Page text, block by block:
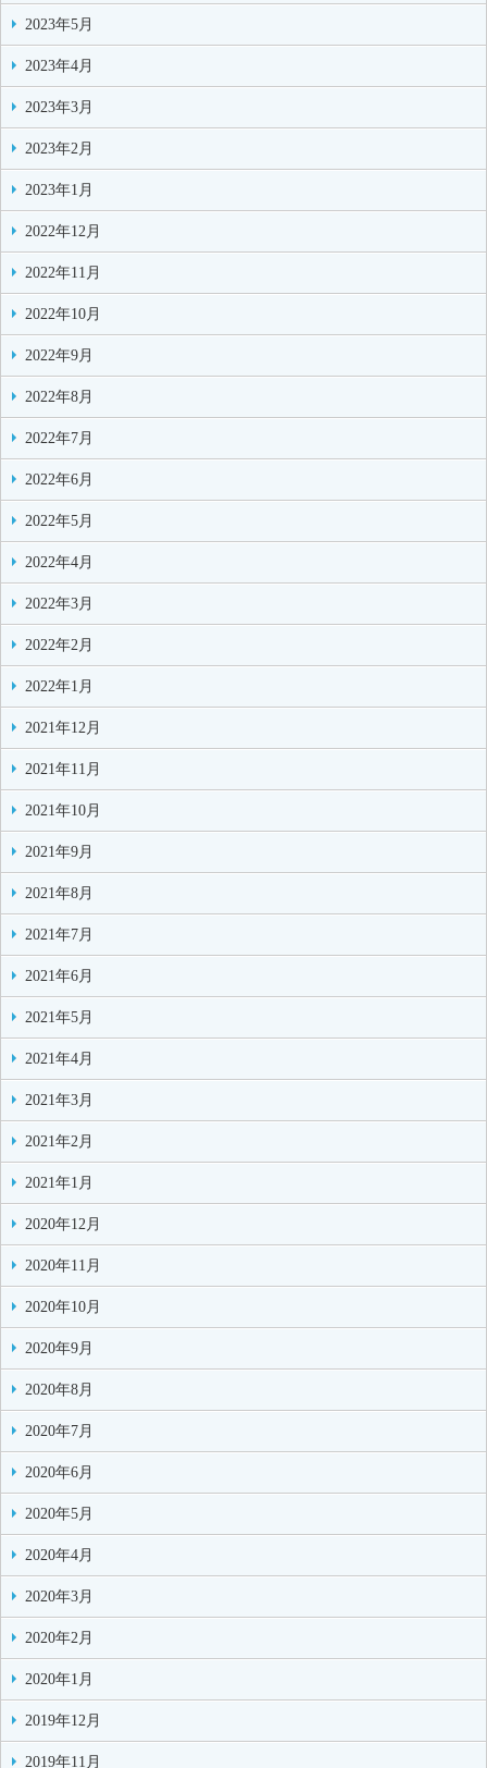
2023年5月
2023年4月
2023年3月
2023年2月
2023年1月
2022年12月
2022年11月
2022年10月
2022年9月
2022年8月
2022年7月
2022年6月
2022年5月
2022年4月
2022年3月
2022年2月
2022年1月
2021年12月
2021年11月
2021年10月
2021年9月
2021年8月
2021年7月
2021年6月
2021年5月
2021年4月
2021年3月
2021年2月
2021年1月
2020年12月
2020年11月
2020年10月
2020年9月
2020年8月
2020年7月
2020年6月
2020年5月
2020年4月
2020年3月
2020年2月
2020年1月
2019年12月
2019年11月